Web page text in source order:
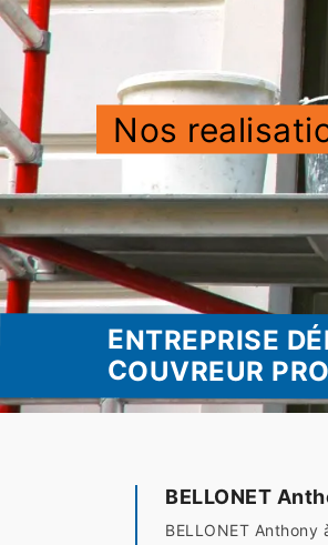
Nos
ENTREPRISE
COUVREUR
BELLONET
BELLONET